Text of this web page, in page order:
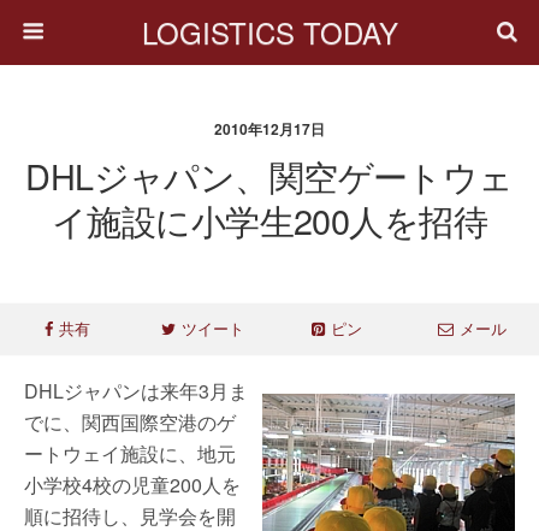
LOGISTICS TODAY
2010年12月17日
DHLジャパン、関空ゲートウェ
イ施設に小学生200人を招待
共有 ツイート ピン メール
DHLジャパンは来年3月ま
でに、関西国際空港のゲ
ートウェイ施設に、地元
小学校4校の児童200人を
順に招待し、見学会を開